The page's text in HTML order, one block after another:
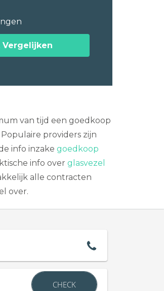
Vergelijken
van tijd een goedkoop
providers zijn
info inzake goedkoop
info over glasvezel
alle contracten
over.
CHECK